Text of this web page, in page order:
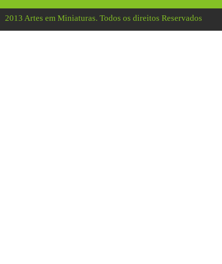
2013 Artes em Miniaturas. Todos os direitos Reservados